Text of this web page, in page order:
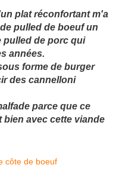
plat réconfortant m'a
pulled de boeuf un
pulled de porc qui
années.
forme de burger
des cannelloni
parce que ce
avec cette viande